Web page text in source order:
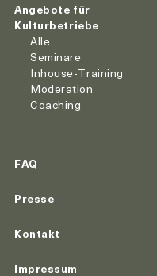
Angebote für
Kulturbetriebe
Alle
Seminare
Inhouse-Training
Moderation
Coaching
FAQ
Presse
Kontakt
Impressum